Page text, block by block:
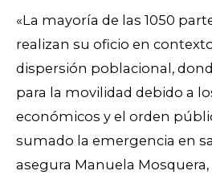
«La mayoría de las 1050
realizan su oficio en
dispersión poblacional,
para la movilidad debido a
económicos y el orden
sumado la emergencia en
asegura Manuela Mosquera,